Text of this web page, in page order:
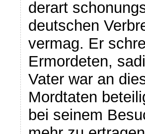
derart
deutschen
vermag. Er
Ermordeten,
Vater war an
Mordtaten
bei seinem